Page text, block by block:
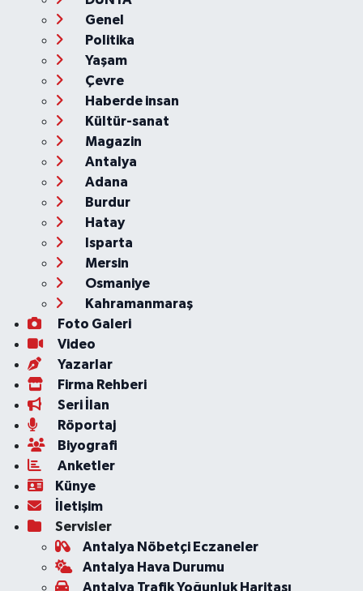
Genel
Politika
Yaşam
Çevre
Haberde insan
Kültür-sanat
Magazin
Antalya
Adana
Burdur
Hatay
Isparta
Mersin
Osmaniye
Kahramanmaraş
Foto Galeri
Video
Yazarlar
Firma Rehberi
Seri İlan
Röportaj
Biyografi
Anketler
Künye
İletişim
Servisler
Antalya Nöbetçi Eczaneler
Antalya Hava Durumu
Antalya Trafik Yoğunluk Haritası